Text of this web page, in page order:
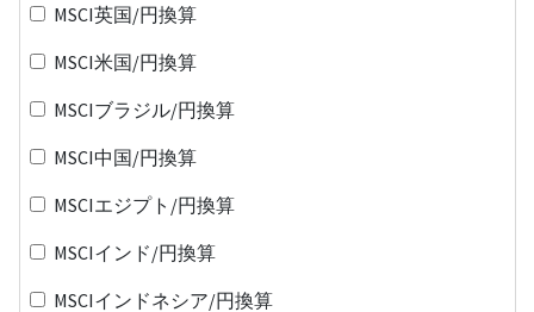
MSCI英国/円換算
MSCI米国/円換算
MSCIブラジル/円換算
MSCI中国/円換算
MSCIエジプト/円換算
MSCIインド/円換算
MSCIインドネシア/円換算